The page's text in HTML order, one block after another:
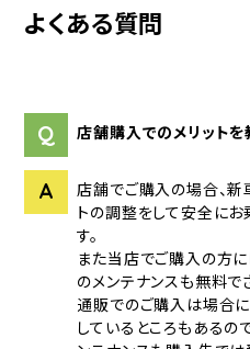
よくある質問
Q 店舗購入でのメリットを
A
店舗でご購入の場合、
トの調整をして安全に
す。
また当店でご購入の方
のメンテナンスも無料で
通販でのご購入は場合に
しているところもあるの